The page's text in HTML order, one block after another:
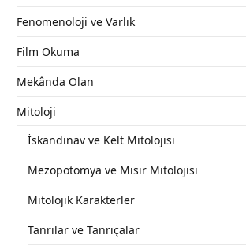
Fenomenoloji ve Varlık
Film Okuma
Mekânda Olan
Mitoloji
İskandinav ve Kelt Mitolojisi
Mezopotomya ve Mısır Mitolojisi
Mitolojik Karakterler
Tanrılar ve Tanrıçalar